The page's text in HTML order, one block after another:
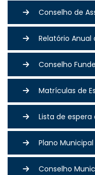
Conselho de
Relatório
Conselho
Matrículas de
Lista de
Plano
Conselho